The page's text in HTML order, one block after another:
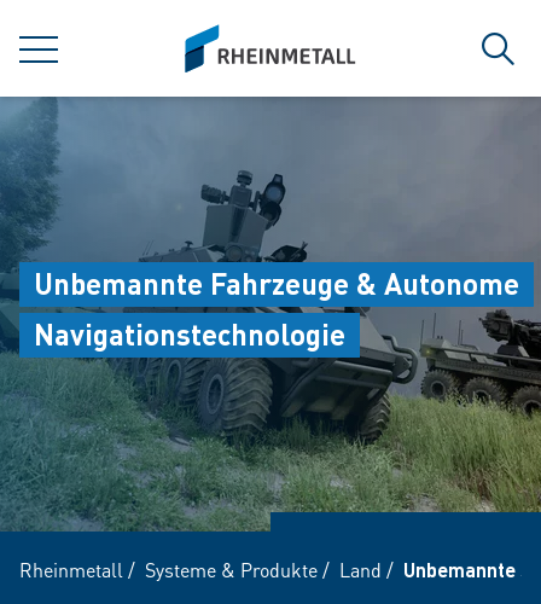
MENÜ
siteLogo
Unbemannte Fahrzeuge & Autonome
Navigationstechnologie
Rheinmetall / Systeme & Produkte/ Land / Unbemannte